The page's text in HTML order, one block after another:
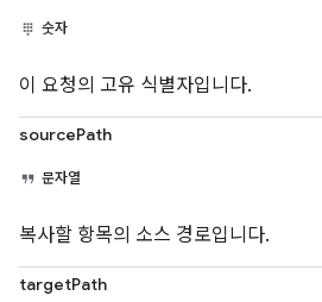
숫자
이 요청의 고유 식별자입니다.
sourcePath
문자열
복사할 항목의 소스 경로입니다.
targetPath